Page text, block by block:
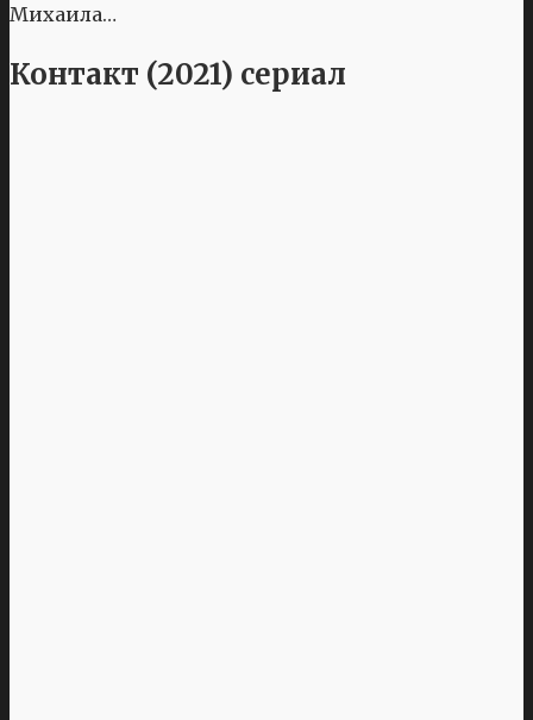
Михаила…
Контакт (2021) сериал